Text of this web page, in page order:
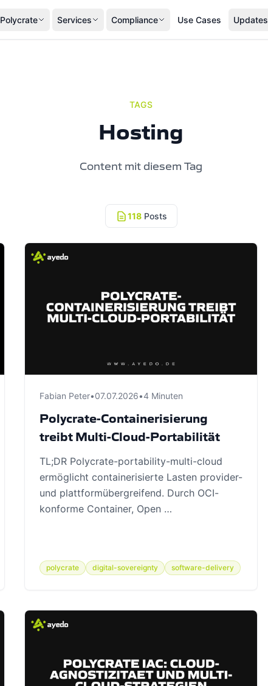
Polycrate Services Compliance Use Cases Updates
TAGS
Hosting
Content mit diesem Tag
118Posts
Fabian Peter•07.07.2026•4 Minuten
Polycrate-Containerisierung
treibt Multi-Cloud-Portabilität
TL;DR Polycrate-portability-multi-cloud
ermöglicht containerisierte Lasten provider-
und plattformübergreifend. Durch OCI-
konforme Container, Open …
polycrate digital-sovereignty software-delivery